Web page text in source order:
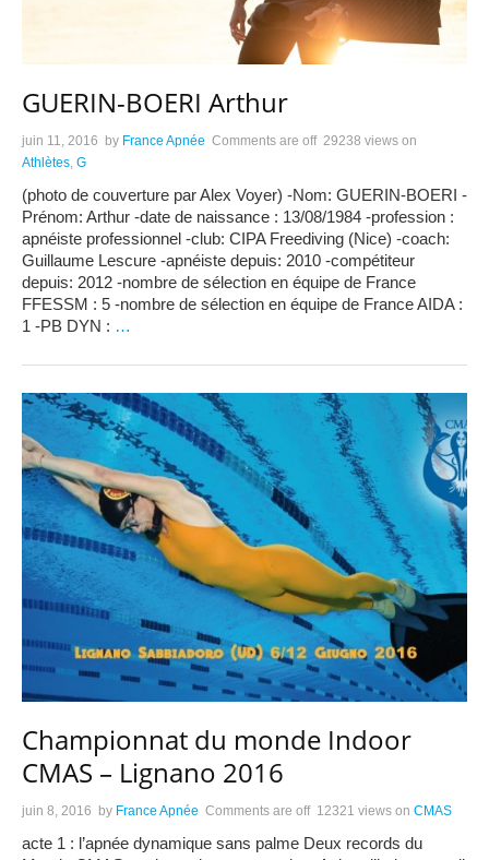
GUERIN-BOERI Arthur
juin 11, 2016 by France Apnée Comments are off 29238 views on
Athlètes, G
(photo de couverture par Alex Voyer) -Nom: GUERIN-BOERI -
Prénom: Arthur -date de naissance : 13/08/1984 -profession :
apnéiste professionnel -club: CIPA Freediving (Nice) -coach:
Guillaume Lescure -apnéiste depuis: 2010 -compétiteur
depuis: 2012 -nombre de sélection en équipe de France
FFESSM : 5 -nombre de sélection en équipe de France AIDA :
1 -PB DYN : …
Championnat du monde Indoor
CMAS – Lignano 2016
juin 8, 2016 by France Apnée Comments are off 12321 views on CMAS
acte 1 : l’apnée dynamique sans palme Deux records du